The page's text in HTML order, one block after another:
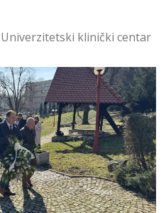
klinički centar